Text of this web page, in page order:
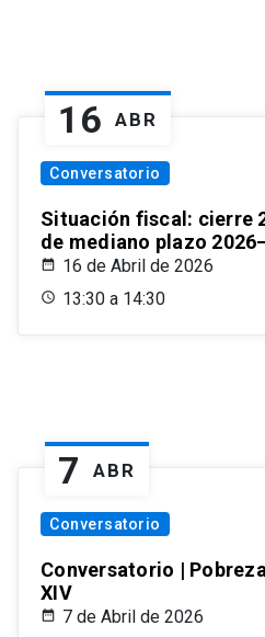
16 ABR
Conversatorio
Situación fiscal: cierre
de mediano plazo
16 de Abril de 2026
13:30 a 14:30
7 ABR
Conversatorio
Conversatorio |
XIV
7 de Abril de 2026